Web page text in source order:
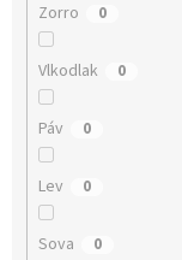
Zorro 0
Vlkodlak 0
Páv 0
Lev 0
Sova 0